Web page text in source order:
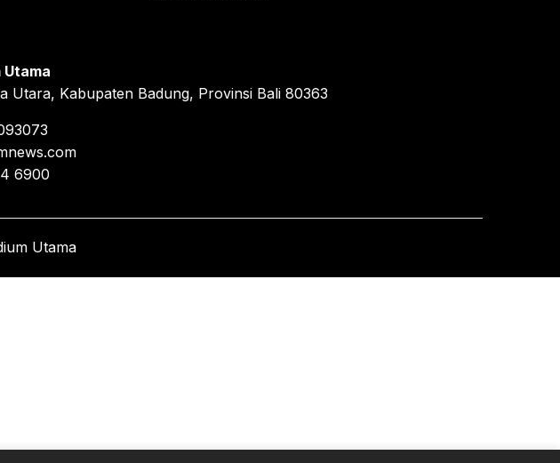
Utama
Utara, Kabupaten Badung, Provinsi Bali 80363
6900
Utama